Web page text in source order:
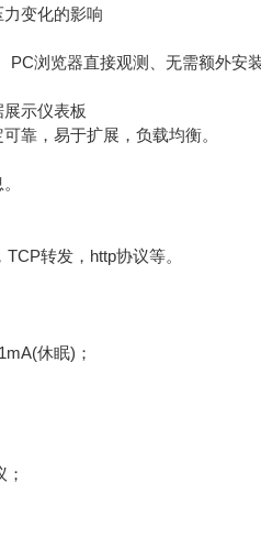
变化的影响
浏览器直接观测、无需额外安装
示仪表板
，易于扩展，负载均衡。
转发，http协议等。
休眠)；